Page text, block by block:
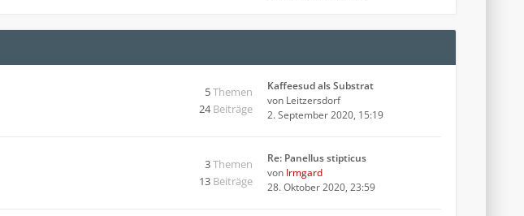
5Themen
24Beiträge
Kaffeesud als Substrat
von Leitzersdorf
2. September 2020, 15:19
3Themen
13 Beiträge
Re: Panellus stipticus
von Irmgard
28. Oktober 2020, 23:59